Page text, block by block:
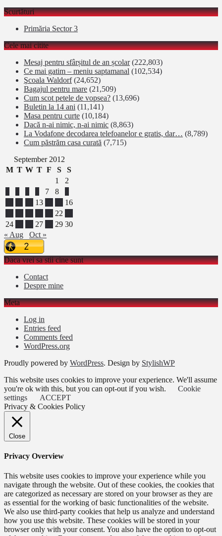
Scurtături
Primăria Sector 3
Cele mai citite
Mesaj pentru sfârșitul de an școlar (222,803)
Ce mai gatim – meniu saptamanal (102,534)
Şcoala Waldorf (24,652)
Bagajul pentru mare (21,509)
Cum scot petele de vopsea? (13,696)
Buletin la 14 ani (11,141)
Masa pentru curte (10,184)
Dacă n-ai nimic, n-ai nimic (8,863)
La Vodafone decodarea telefoanelor e gratis, dar… (8,789)
Cum păstrăm casa curată (7,715)
September 2012
M T W T F S
S
1
2
7 8
13
16
22
24
27 29 30
« Aug
Oct »
Daca vrei sa stii cine sunt
Contact
Despre mine
Meta
Log in
Entries feed
Comments feed
WordPress.org
Proudly powered by WordPress. Design by StylishWP
This website uses cookies to improve your experience. We'll assume
you're ok with this, but you can opt-out if you wish.
Cookie
settings
ACCEPT
Privacy & Cookies Policy
Close
Privacy Overview
This website uses cookies to improve your experience while you
navigate through the website. Out of these cookies, the cookies that
are categorized as necessary are stored on your browser as they are
as essential for the working of basic functionalities of the website.
We also use third-party cookies that help us analyze and understand
how you use this website. These cookies will be stored in your
browser only with your consent. You also have the option to opt-out